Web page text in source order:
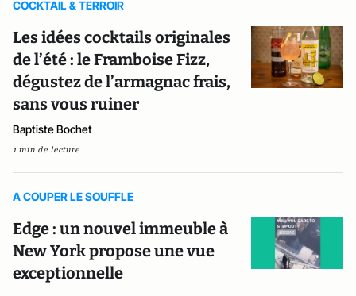
COCKTAIL & TERROIR
Les idées cocktails originales
de l’été : le Framboise Fizz,
dégustez de l’armagnac frais,
sans vous ruiner
Baptiste Bochet
1 min de lecture
A COUPER LE SOUFFLE
Edge : un nouvel immeuble à
New York propose une vue
exceptionnelle